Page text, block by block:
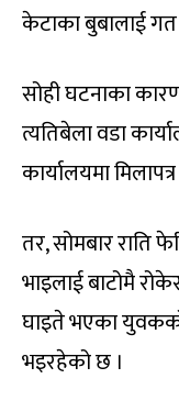
केटाका बुबालाई
सोही घटनाका
त्यतिबेला वडा
कार्यालयमा
तर, सोमबार राति
भाइलाई बाटोमै
घाइते भएका
भइरहेको छ ।